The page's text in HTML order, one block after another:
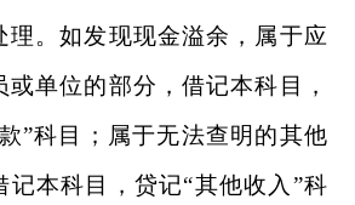
理。如发现现金溢余，属于应
单位的部分，借记本科目，
”科目；属于无法查明的其他
记本科目，贷记“其他收入”科